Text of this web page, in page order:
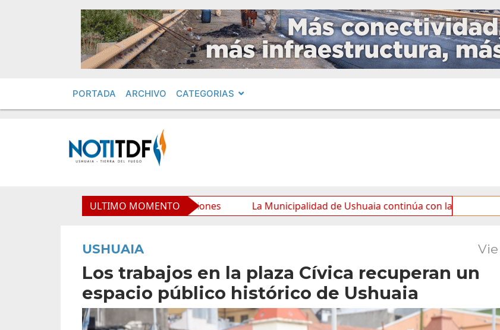
PORTADA ARCHIVO CATEGORIAS
ULTIMO MOMENTO
y mejora sus prestaciones La Municipalidad de Ushuaia continúa con las tareas de
USHUAIA
Los trabajos en la plaza Cívica recuperan un
espacio público histórico de Ushuaia